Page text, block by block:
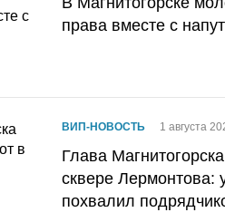
права вместе с
ВИП-НОВОСТЬ 1 августа
Глава
сквере Лермонтова:
похвалил